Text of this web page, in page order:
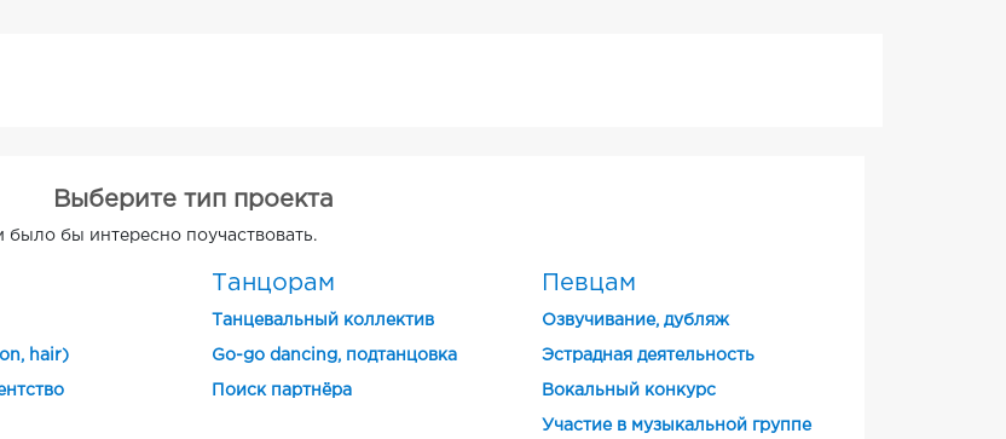
Выберите тип проекта
было бы интересно поучаствовать.
hair)
Танцорам
Танцевальный коллектив
Go-go dancing, подтанцовка
Поиск партнёра
Певцам
Озвучивание, дубляж
Эстрадная деятельность
Вокальный конкурс
Участие в музыкальной группе